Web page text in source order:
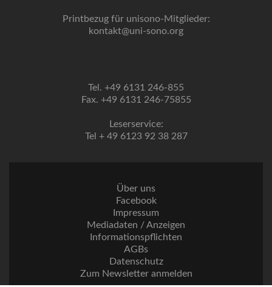
Printbezug für unisono-Mitglieder:
kontakt@uni-sono.org
Tel. +49 6131 246-855
Fax. +49 6131 246-75855
Leserservice:
Tel + 49 6123 92 38 287
Über uns
Facebook
Impressum
Mediadaten / Anzeigen
Informationspflichten
AGBs
Datenschutz
Zum Newsletter anmelden